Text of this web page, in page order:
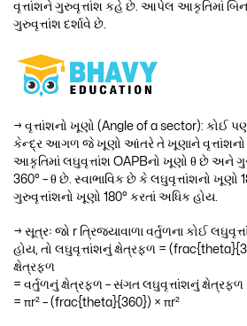
વૃત્તાંશને ગુરુવૃત્તાંશ કહે છે. આપેલ આકૃતિમાં
ગુરુવૃત્તાંશ દર્શાવે છે.
→ વૃત્તાંશનો ખૂણો (Angle of a sector): કોઈ
કેન્દ્ર આગળ જે ખૂણો આંતરે તે ખૂણાને
આકૃતિમાં લઘુવૃત્તાંશ OAPBનો ખૂણો θ છે અને
360° – θ છે. સ્વાભાવિક છે કે લઘુવૃત્તાંશનો
ગુરુવૃત્તાંશનો ખૂણો 180° કરતાં અધિક હોય.
→ સૂત્રઃ જો r ત્રિજ્યાવાળા વર્તુળના કોઈ
હોય, તો લઘુવૃત્તાંશનું ક્ષેત્રફળ =
ક્ષેત્રફળ
= વર્તુળનું ક્ષેત્રફળ – સંગત લઘુવૃત્તાંશનું ક્ષેત્રફળ
= πr² – (frac{theta}{360}) × πr²